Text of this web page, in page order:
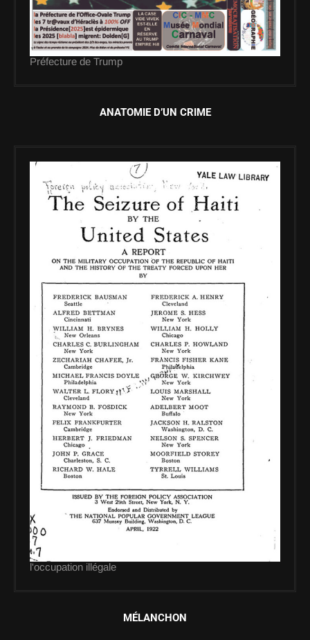
Préfecture de Trump
ANATOMIE D’UN CRIME
l'occupation illégale
MÉLANCHON